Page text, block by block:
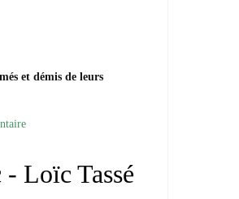
et démis de leurs
Loïc Tassé